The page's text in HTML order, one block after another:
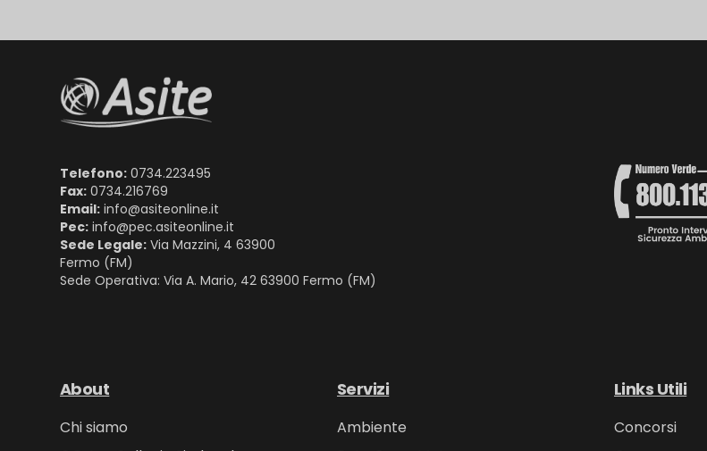
Telefono: 0734.223495
Fax: 0734.216769
Email: info@asiteonline.it
Pec: info@pec.asiteonline.it
Sede Legale: Via Mazzini, 4 63900
Fermo (FM)
Sede Operativa: Via A. Mario, 42 63900 Fermo (FM)
About
Chi siamo
Servizi
Ambiente
Links Utili
Concorsi